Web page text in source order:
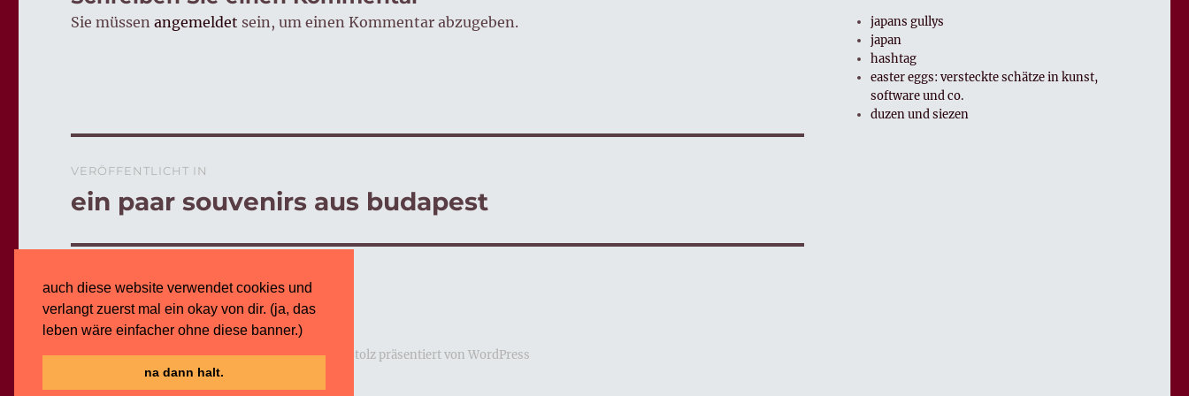
auch diese website verwendet cookies und
verlangt zuerst mal ein okay von dir. (ja, das
leben wäre einfacher ohne diese banner.)
na dann halt.
Sie müssenangemeldet sein, um einen Kommentar abzugeben.
VERÖFFENTLICHT IN
ein paar souvenirs aus budapest
japans gullys
japan
hashtag
easter eggs: versteckte schätze in kunst,
software und co.
duzen und siezen
logoblog · · · wörter · worte · formen · symbole · · · Stolz präsentiert von WordPress